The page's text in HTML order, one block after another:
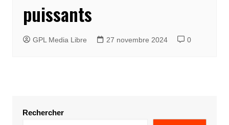
puissants
GPL Media Libre 27 novembre 2024 0
Rechercher